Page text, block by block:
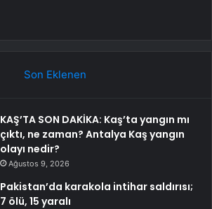
Son Eklenen
KAŞ’TA SON DAKİKA: Kaş’ta yangın mı
çıktı, ne zaman? Antalya Kaş yangın
olayı nedir?
Ağustos 9, 2026
Pakistan’da karakola intihar saldırısı;
7 ölü, 15 yaralı